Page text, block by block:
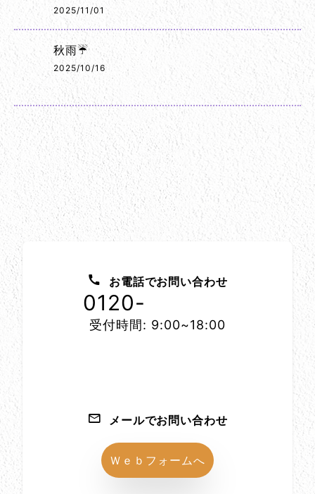
2025/11/01
秋雨☔
2025/10/16
お問い合わせ方法
お電話でお問い合わせ
0120-
受付時間: 9:00~18:00
メールでお問い合わせ
Ｗｅｂフォームへ